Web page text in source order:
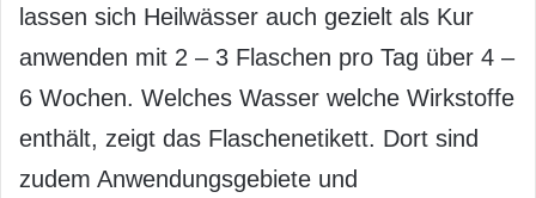
lassen sich Heilwässer auch gezielt als Kur
anwenden mit 2 – 3 Flaschen pro Tag über 4 –
6 Wochen. Welches Wasser welche Wirkstoffe
enthält, zeigt das Flaschenetikett. Dort sind
zudem Anwendungsgebiete und